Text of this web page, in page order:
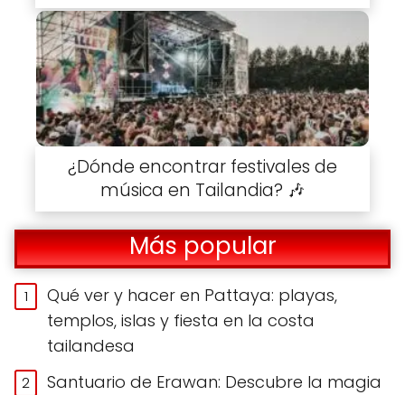
¿Dónde encontrar festivales de
música en Tailandia? 🎶
Más popular
Qué ver y hacer en Pattaya: playas,
templos, islas y fiesta en la costa
tailandesa
Santuario de Erawan: Descubre la magia